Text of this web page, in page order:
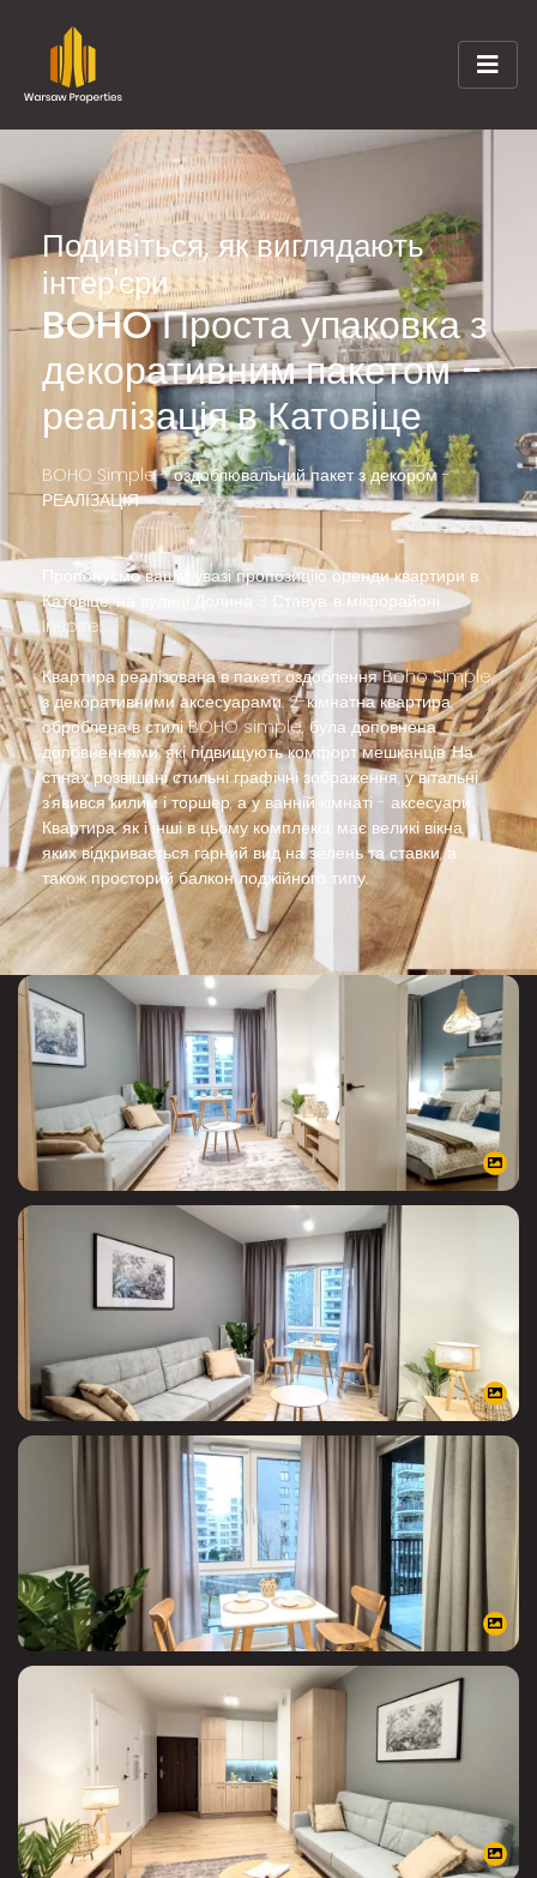
Подивіться, як виглядають
інтер'єри
BOHO Проста упаковка з
декоративним пакетом -
реалізація в Катовіце
BOHO Simple - оздоблювальний пакет з декором -
РЕАЛІЗАЦІЯ
Пропонуємо вашій увазі пропозицію оренди квартири в
Катовіце, на вулиці Долина 3 Ставув, в мікрорайоні
Inspire.
Квартира реалізована в пакеті оздоблення Boho Simple,
з декоративними аксесуарами. 2-кімнатна квартира,
оброблена в стилі BOHO simple, була доповнена
доповненнями, які підвищують комфорт мешканців. На
стінах розвішані стильні графічні зображення, у вітальні
з'явився килим і торшер, а у ванній кімнаті - аксесуари.
Квартира, як і інші в цьому комплексі, має великі вікна, з
яких відкривається гарний вид на зелень та ставки, а
також просторий балкон лоджійного типу.